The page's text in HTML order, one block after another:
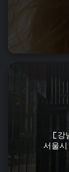
[
서울